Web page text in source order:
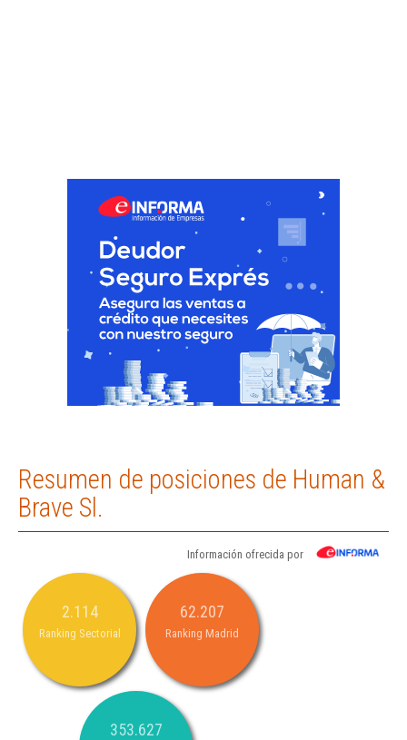
Resumen de posiciones de Human &
Brave Sl.
Información ofrecida por
2.114
Ranking Sectorial
62.207
Ranking Madrid
353.627